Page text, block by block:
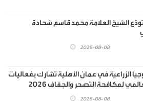
الشيخ العلامة محمد قاسم شحادة
2026-08-08
الزراعية في عمان الأهلية تشارك بفعاليات
لمكافحة التصحر والجفاف 2026
2026-08-08